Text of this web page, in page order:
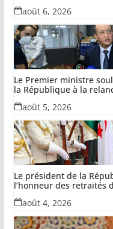
août 6, 2026
Le Premier ministre
la République à la
confisquées dans le
détournés
août 5, 2026
Le président de la
l’honneur des retraités
du devoir national et
antiterroriste
août 4, 2026